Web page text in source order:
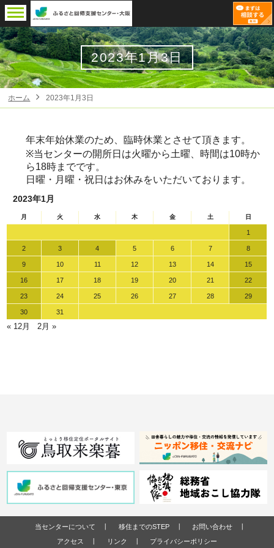
2023年1月3日
ホーム 2023年1月3日
年末年始休業のため、臨時休業とさせて頂きます。
※当センターの開所日は火曜から土曜、時間は10時か
ら18時までです。
日曜・月曜・祝日はお休みをいただいております。
2023年1月
月 火 水 木 金 土 日
1
2 3 4 5 6 7 8
9 10 11 12 13 14 15
16 17 18 19 20 21 22
23 24 25 26 27 28 29
30 31
« 12月 2月 »
当センターについて 移住までのSTEP
お問い合わせ
アクセス
リンク プライバシーポリシー